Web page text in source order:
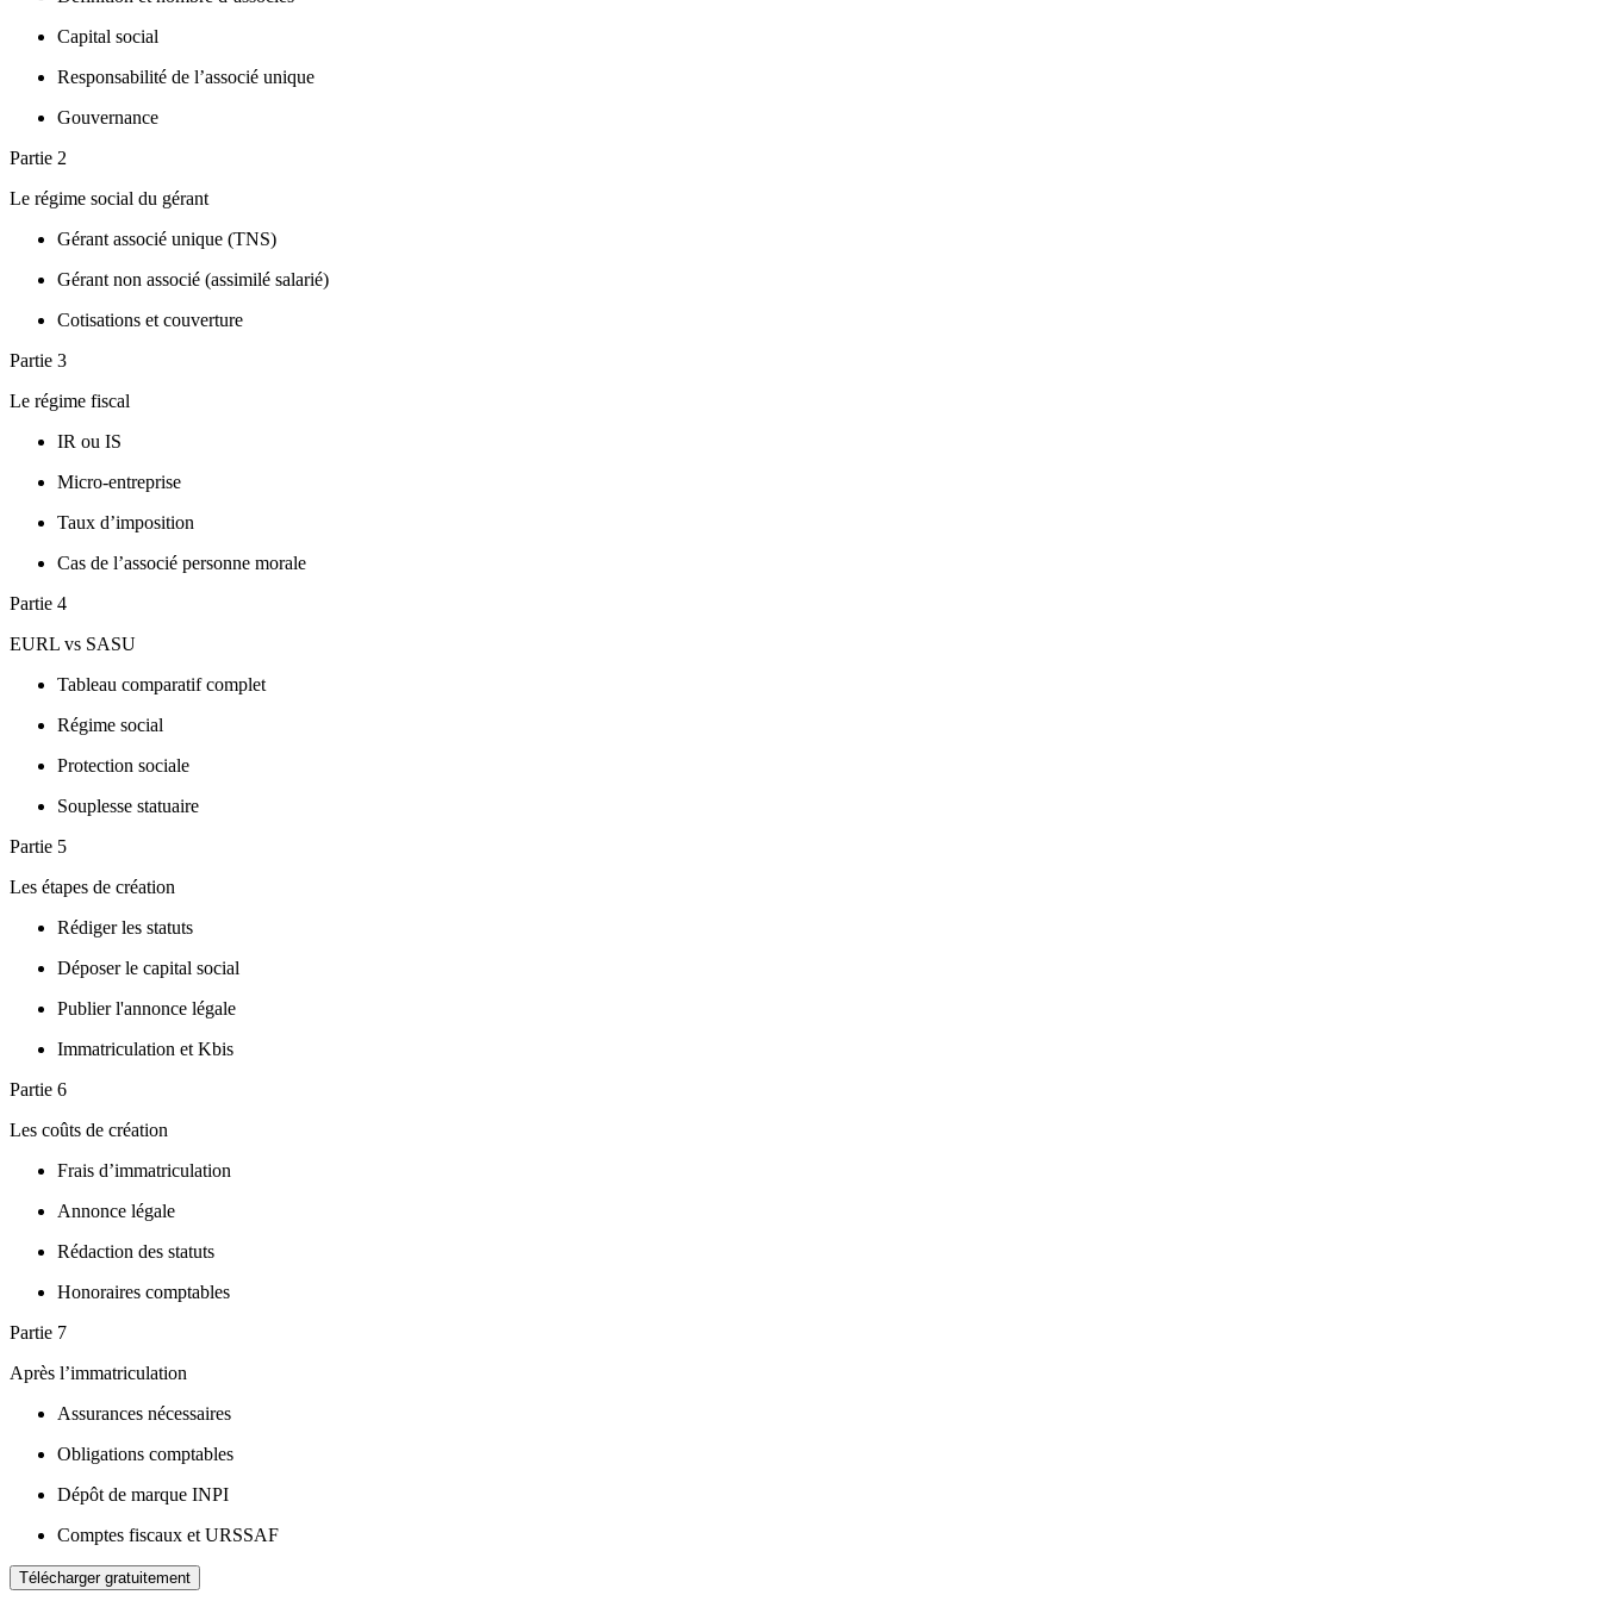
Capital social
Responsabilité de l’associé unique
Gouvernance
Partie 2
Le régime social du gérant
Gérant associé unique (TNS)
Gérant non associé (assimilé salarié)
Cotisations et couverture
Partie 3
Le régime fiscal
IR ou IS
Micro-entreprise
Taux d’imposition
Cas de l’associé personne morale
Partie 4
EURL vs SASU
Tableau comparatif complet
Régime social
Protection sociale
Souplesse statuaire
Partie 5
Les étapes de création
Rédiger les statuts
Déposer le capital social
Publier l'annonce légale
Immatriculation et Kbis
Partie 6
Les coûts de création
Frais d’immatriculation
Annonce légale
Rédaction des statuts
Honoraires comptables
Partie 7
Après l’immatriculation
Assurances nécessaires
Obligations comptables
Dépôt de marque INPI
Comptes fiscaux et URSSAF
Télécharger gratuitement